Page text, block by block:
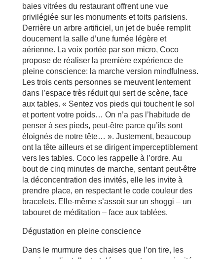
baies vitrées du restaurant offrent une vue
privilégiée sur les monuments et toits parisiens.
Derrière un arbre artificiel, un jet de buée remplit
doucement la salle d’une fumée légère et
aérienne. La voix portée par son micro, Coco
propose de réaliser la première expérience de
pleine conscience: la marche version mindfulness.
Les trois cents personnes se meuvent lentement
dans l’espace très réduit qui sert de scène, face
aux tables. « Sentez vos pieds qui touchent le sol
et portent votre poids… On n’a pas l’habitude de
penser à ses pieds, peut-être parce qu’ils sont
éloignés de notre tête… ». Justement, beaucoup
ont la tête ailleurs et se dirigent imperceptiblement
vers les tables. Coco les rappelle à l’ordre. Au
bout de cinq minutes de marche, sentant peut-être
la déconcentration des invités, elle les invite à
prendre place, en respectant le code couleur des
bracelets. Elle-même s’assoit sur un shoggi – un
tabouret de méditation – face aux tablées.
Dégustation en pleine conscience
Dans le murmure des chaises que l’on tire, les